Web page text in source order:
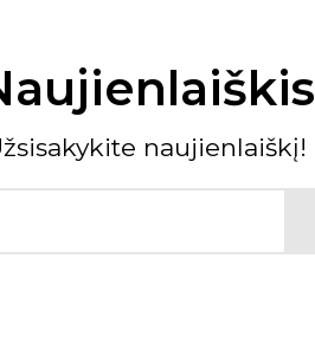
naujienlaiškį!